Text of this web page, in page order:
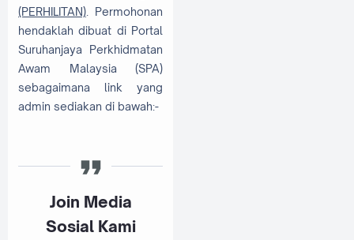
(PERHILITAN) . Permohonan
hendaklah dibuat di Portal
Suruhanjaya Perkhidmatan
Awam Malaysia (SPA)
sebagaimana link yang
admin sediakan di bawah:-
Join Media
Sosial Kami